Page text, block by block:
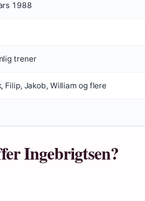
1988
trener
Filip, Jakob, William og flere
Ingebrigtsen?